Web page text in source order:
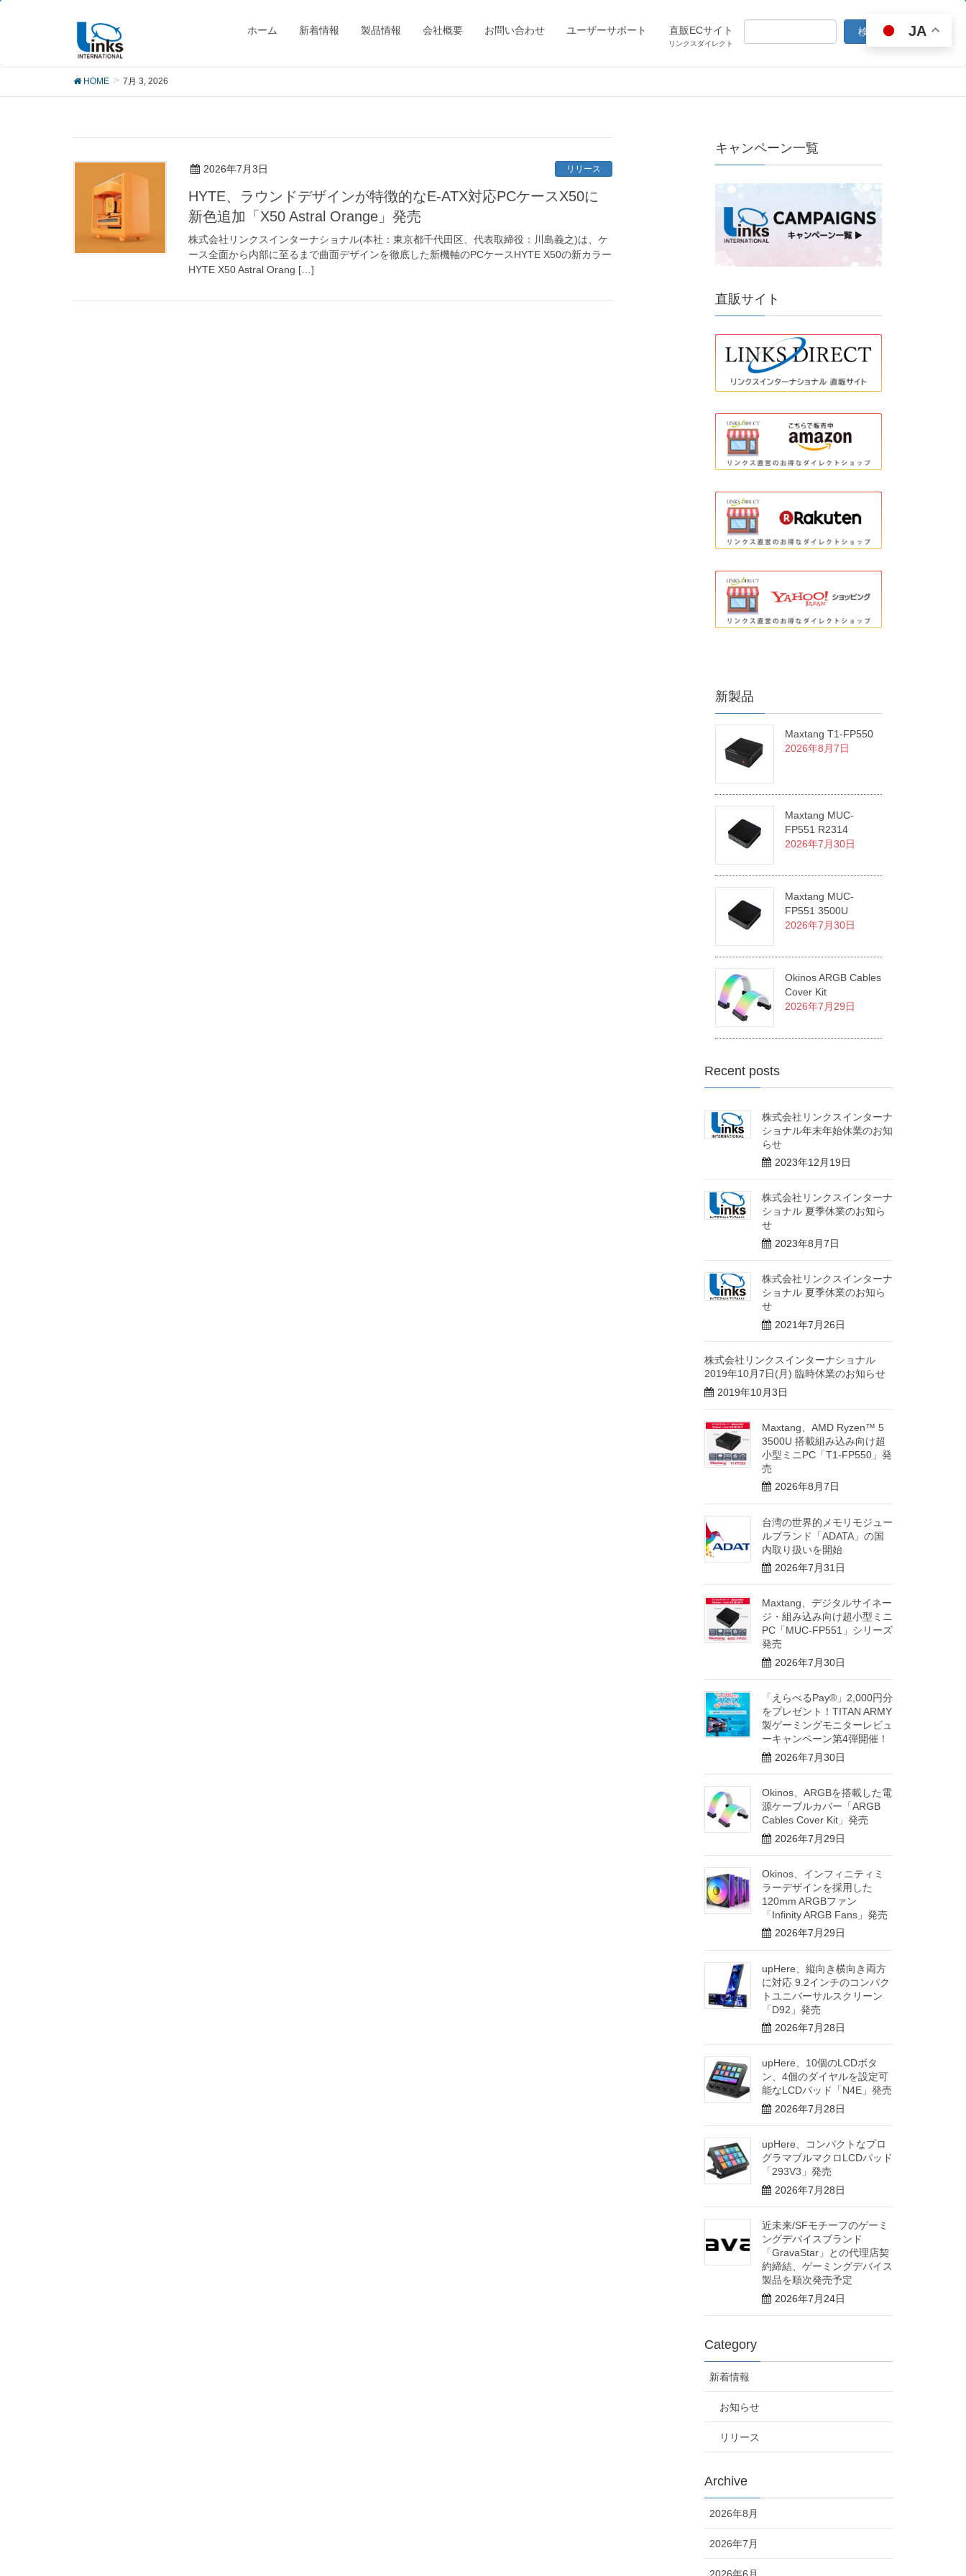
ホーム 新着情報 製品情報 会社概要 お問い合わせ ユーザーサポート 直販ECサイト
リンクスダイレクト
7月 3, 2026
HOME 7月 3, 2026
2026年7月3日 リリース
HYTE、ラウンドデザインが特徴的なE-ATX対応PCケースX50に
新色追加「X50 Astral Orange」発売
株式会社リンクスインターナショナル(本社：東京都千代田区、代表取締役：川島義之)は、ケ
ース全面から内部に至るまで曲面デザインを徹底した新機軸のPCケースHYTE X50の新カラー
HYTE X50 Astral Orang […]
キャンペーン一覧
直販サイト
新製品
Maxtang T1-FP550
2026年8月7日
Maxtang MUC-
FP551 R2314
2026年7月30日
Maxtang MUC-
FP551 3500U
2026年7月30日
Okinos ARGB Cables
Cover Kit
2026年7月29日
Recent posts
株式会社リンクスインターナ
ショナル年末年始休業のお知
らせ
2023年12月19日
株式会社リンクスインターナ
ショナル 夏季休業のお知ら
せ
2023年8月7日
株式会社リンクスインターナ
ショナル 夏季休業のお知ら
せ
2021年7月26日
株式会社リンクスインターナショナル
2019年10月7日(月) 臨時休業のお知らせ
2019年10月3日
Maxtang、AMD Ryzen™ 5
3500U 搭載組み込み向け超
小型ミニPC「T1-FP550」発
売
2026年8月7日
台湾の世界的メモリモジュー
ルブランド「ADATA」の国
内取り扱いを開始
2026年7月31日
Maxtang、デジタルサイネー
ジ・組み込み向け超小型ミニ
PC「MUC-FP551」シリーズ
発売
2026年7月30日
「えらべるPay®」2,000円分
をプレゼント！TITAN ARMY
製ゲーミングモニターレビュ
ーキャンペーン第4弾開催！
2026年7月30日
Okinos、ARGBを搭載した電
源ケーブルカバー「ARGB
Cables Cover Kit」発売
2026年7月29日
Okinos、インフィニティミ
ラーデザインを採用した
120mm ARGBファン
「Infinity ARGB Fans」発売
2026年7月29日
upHere、縦向き横向き両方
に対応 9.2インチのコンパク
トユニバーサルスクリーン
「D92」発売
2026年7月28日
upHere、10個のLCDボタ
ン、4個のダイヤルを設定可
能なLCDパッド「N4E」発売
2026年7月28日
upHere、コンパクトなプロ
グラマブルマクロLCDパッド
「293V3」発売
2026年7月28日
近未来/SFモチーフのゲーミ
ングデバイスブランド
「GravaStar」との代理店契
約締結、ゲーミングデバイス
製品を順次発売予定
2026年7月24日
Category
新着情報
お知らせ
リリース
Archive
2026年8月
2026年7月
JA